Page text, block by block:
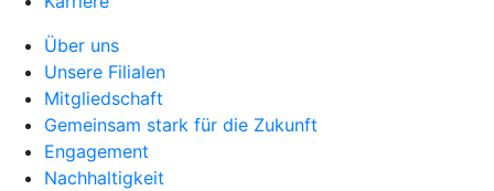
Über uns
Unsere Filialen
Mitgliedschaft
Gemeinsam stark für die Zukunft
Engagement
Nachhaltigkeit